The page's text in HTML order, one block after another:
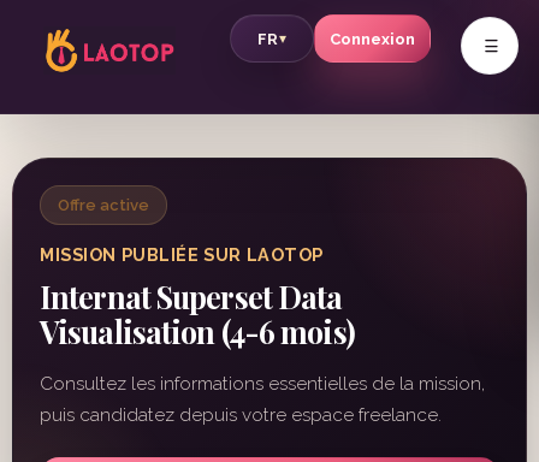
FR▾ Connexion v
Offre active
MISSION PUBLIÉE SUR LAOTOP
Internat Superset Data
Visualisation (4-6 mois)
Consultez les informations essentielles de la mission,
puis candidatez depuis votre espace freelance.